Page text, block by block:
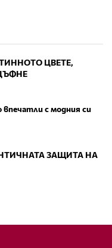
ЦВЕТЕ,
с модния си
ЗАЩИТА НА